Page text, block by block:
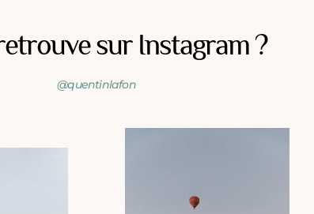
sur Instagram ?
@quentinlafon